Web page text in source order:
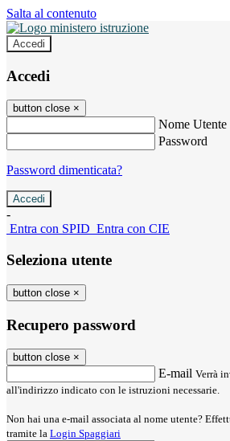
Salta al contenuto
Accedi
Accedi
button close ×
Nome Utente
Password
Password dimenticata?
-
Entra con SPID Entra con CIE
Seleziona utente
button close ×
Recupero password
button close ×
E-mail Verrà
all'indirizzo indicato con le istruzioni necessarie.
Non hai una e-mail associata al nome utente?
tramite la Login Spaggiari